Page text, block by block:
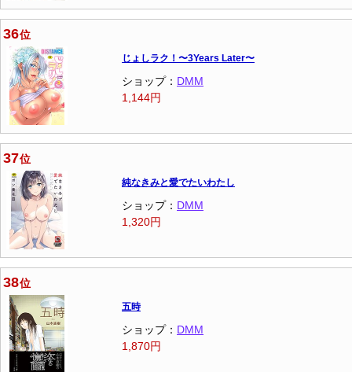
36位
じょしラク！〜3Years Later〜
ショップ： DMM
1,144円
37位
純なきみと愛でたいわたし
ショップ： DMM
1,320円
38位
五時
ショップ： DMM
1,870円